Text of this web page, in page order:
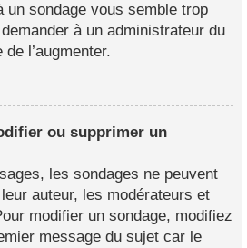
un sondage vous semble trop
à un administrateur du
l’augmenter.
ou supprimer un
les sondages ne peuvent
auteur, les modérateurs et
modifier un sondage, modifiez
message du sujet car le